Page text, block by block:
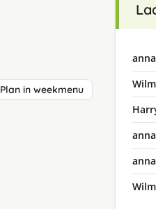
Plan in weekmenu
anna
anna
anna